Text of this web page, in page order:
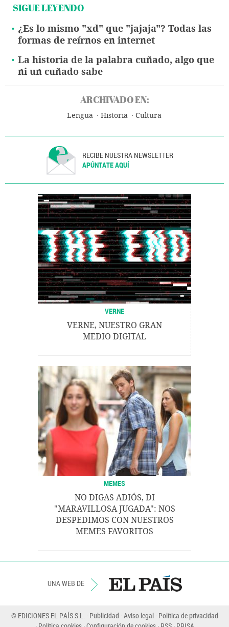
SIGUE LEYENDO
¿Es lo mismo "xd" que "jajaja"? Todas las
formas de reírnos en internet
La historia de la palabra cuñado, algo que
ni un cuñado sabe
ARCHIVADO EN:
Lengua Historia Cultura
RECIBE NUESTRA NEWSLETTER
APÚNTATE AQUÍ
VERNE
VERNE, NUESTRO GRAN
MEDIO DIGITAL
MEMES
NO DIGAS ADIÓS, DI
"MARAVILLOSA JUGADA": NOS
DESPEDIMOS CON NUESTROS
MEMES FAVORITOS
UNA WEB DE
© EDICIONES EL PAÍS S.L. Publicidad Aviso legal Política de privacidad